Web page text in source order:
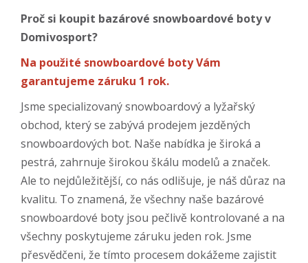
Proč si koupit bazárové snowboardové boty v
Domivosport?
Na použité snowboardové boty Vám
garantujeme záruku 1 rok.
Jsme specializovaný snowboardový a lyžařský
obchod, který se zabývá prodejem jezděných
snowboardových bot. Naše nabídka je široká a
pestrá, zahrnuje širokou škálu modelů a značek.
Ale to nejdůležitější, co nás odlišuje, je náš důraz na
kvalitu. To znamená, že všechny naše bazárové
snowboardové boty jsou pečlivě kontrolované a na
všechny poskytujeme záruku jeden rok. Jsme
přesvědčeni, že tímto procesem dokážeme zajistit